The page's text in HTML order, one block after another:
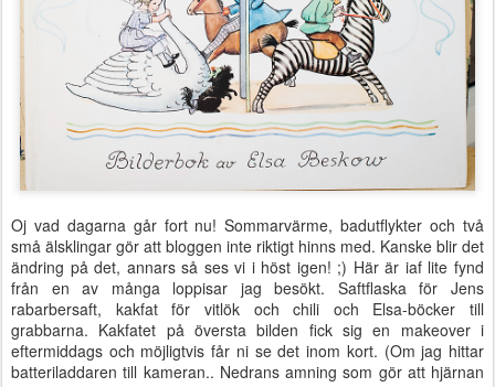
Oj vad dagarna går fort nu! Sommarvärme, badutflykter och två
små älsklingar gör att bloggen inte riktigt hinns med. Kanske blir det
ändring på det, annars så ses vi i höst igen! ;) Här är iaf lite fynd
från en av många loppisar jag besökt. Saftflaska för Jens
rabarbersaft, kakfat för vitlök och chili och Elsa-böcker till
grabbarna. Kakfatet på översta bilden fick sig en makeover i
eftermiddags och möjligtvis får ni se det inom kort. (Om jag hittar
batteriladdaren till kameran.. Nedrans amning som gör att hjärnan